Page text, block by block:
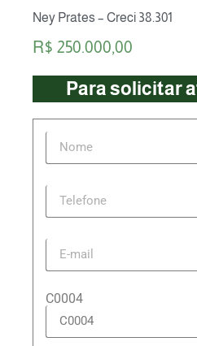
Ney Prates – Creci 38.301
R$ 250.000,00
Para solicitar
C0004